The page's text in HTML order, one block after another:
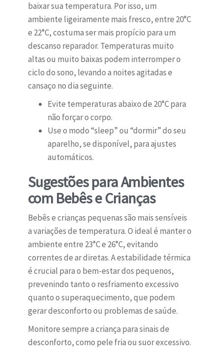
baixar sua temperatura. Por isso, um
ambiente ligeiramente mais fresco, entre 20°C
e 22°C, costuma ser mais propício para um
descanso reparador. Temperaturas muito
altas ou muito baixas podem interromper o
ciclo do sono, levando a noites agitadas e
cansaço no dia seguinte.
Evite temperaturas abaixo de 20°C para
não forçar o corpo.
Use o modo “sleep” ou “dormir” do seu
aparelho, se disponível, para ajustes
automáticos.
Sugestões para Ambientes
com Bebês e Crianças
Bebês e crianças pequenas são mais sensíveis
a variações de temperatura. O ideal é manter o
ambiente entre 23°C e 26°C, evitando
correntes de ar diretas. A estabilidade térmica
é crucial para o bem-estar dos pequenos,
prevenindo tanto o resfriamento excessivo
quanto o superaquecimento, que podem
gerar desconforto ou problemas de saúde.
Monitore sempre a criança para sinais de
desconforto, como pele fria ou suor excessivo.